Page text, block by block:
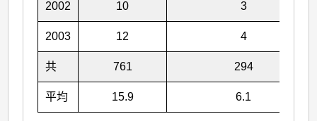
2002 10 3
2003 12 4
共 761 294
平均 15.9 6.1